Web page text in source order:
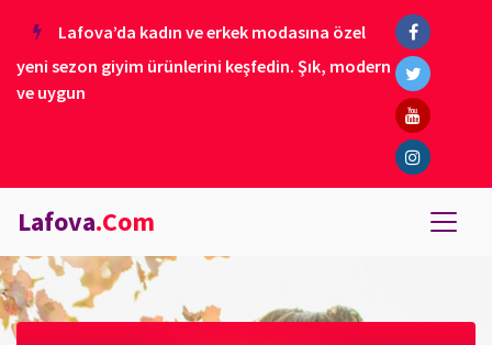
Lafova’da kadın ve erkek modasına özel
yeni sezon giyim ürünlerini keşfedin. Şık, modern
ve uygun
Lafova.Com